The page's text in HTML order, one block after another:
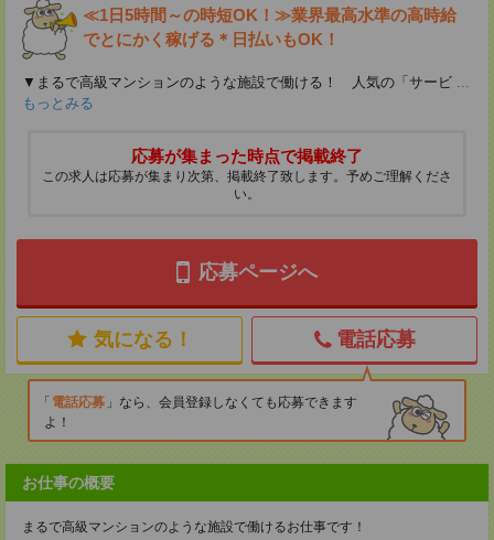
≪1日5時間～の時短OK！≫業界最高水準の高時給
でとにかく稼げる＊日払いもOK！
▼まるで高級マンションのような施設で働ける！ 人気の「サービ ...
もっとみる
応募が集まった時点で掲載終了
この求人は応募が集まり次第、掲載終了致します。予めご理解くださ
い。
応募ページへ
気になる！ 電話応募
電話応募
なら、会員登録しなくても応募できます
よ！
お仕事の概要
まるで高級マンションのような施設で働けるお仕事です！